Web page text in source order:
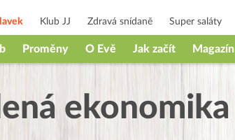
Klub JJ Zdravá snídaně Super saláty
Proměny O Evě Jak začít Magazín
ekonomika